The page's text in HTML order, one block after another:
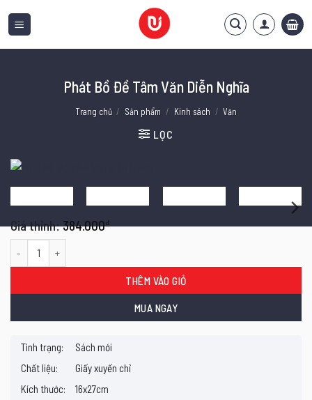
qua
Phát Bồ Đề Tâm Văn Diễn Nghĩa
Trang chủ / Sản phẩm / Kinh sách / Văn
LỌC
384.000₫
THÊM VÀO GIỎ
MUA NGAY
Tình trạng:
Sách mới
Chất liệu:
Giấy xuyến chỉ
Kích thước:
16x27cm